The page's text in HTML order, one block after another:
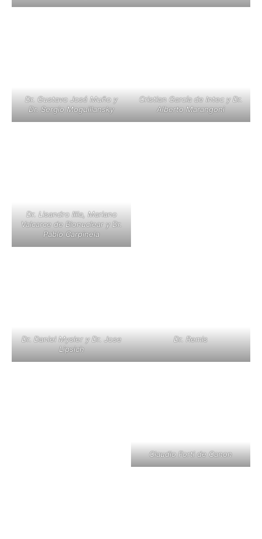
Dr. Gustavo José Muño y
Dr. Sergio Moguillansky
Cristian García de Intec y Dr.
Alberto Marangoni
Dr. Lisandro Illia, Mariano
Valcarce de Bionuclear y Dr.
Pablo Carpinela
Dr. Daniel Mysler y Dr. Jose
Lipsich
Dr. Remis
Claudio Forti de Canon